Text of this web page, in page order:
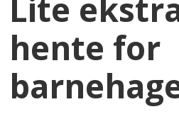
Lite
hente for